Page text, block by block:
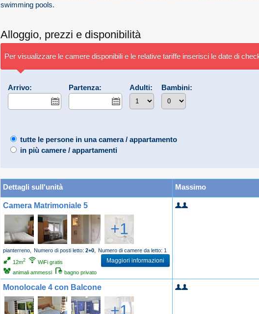
swimming pools.
Alloggio, prezzi e disponibilità
Per visualizzare le camere disponibili e le relative tariffe inserisci le date di
Arrivo: Partenza: Adulti:
Bambini:
tutte le persone in una camera / appartamento
in più camere / appartamenti
Dettagli sull'unità Massimo
Camera Matrimoniale 5
+1
pianterreno, Numero di posti letto:2+0 Numero di camere da letto: 1
Maggiori informazioni
12m2
WiFi gratis
animali ammessi
bagno privato
Monolocale 4 con Balcone